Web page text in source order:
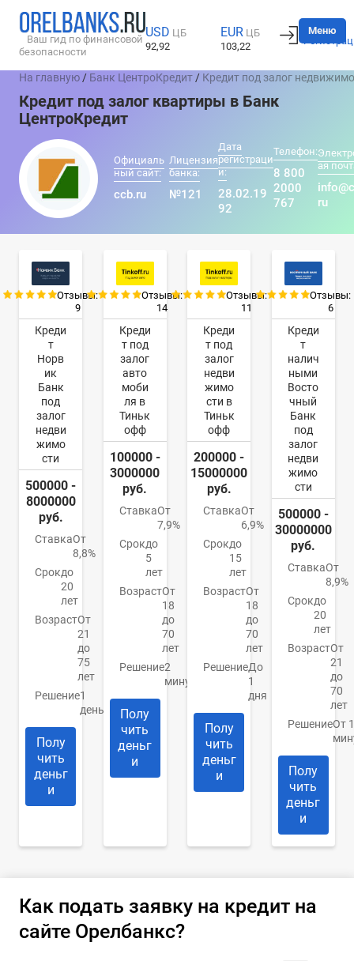
Ваш гид по финансовой
безопасности
USD ЦБ
92,92
EUR ЦБ
103,22
Вход
Меню
На главную / Банк ЦентроКредит / Кредит под залог
Кредит под залог квартиры в Банк
ЦентроКредит
Официаль
ный сайт:
ccb.ru
Лицензия
банка:
№121
Дата
регистраци
и:
28.02.19
92
Телефон:
8 800
2000
767
ая
ru
Отзывы:
9
Креди
т
Норв
ик
Банк
под
залог
недви
жимо
сти
500000 -
8000000
руб.
СтавкаОт
8,8%
Срокдо
20
лет
ВозрастОт
21
до
75
лет
Решение1
день
Полу
чить
деньг
и
Отзывы:
14
Креди
т под
залог
авто
моби
ля в
Тиньк
офф
100000 -
3000000
руб.
СтавкаОт
7,9%
Срокдо
5
лет
ВозрастОт
18
до
70
лет
Решение2
минуты
Полу
чить
деньг
и
Отзывы:
11
Креди
т под
залог
недви
жимо
сти в
Тиньк
офф
200000 -
15000000
руб.
СтавкаОт
6,9%
Срокдо
15
лет
ВозрастОт
18
до
70
лет
РешениеДо
1
дня
Полу
чить
деньг
и
Отзывы:
6
Креди
т
налич
ными
Восто
чный
Банк
под
залог
недви
жимо
сти
500000 -
30000000
руб.
СтавкаОт
8,9%
Срокдо
20
лет
ВозрастОт
21
до
70
лет
РешениеОт
Полу
чить
деньг
и
Как подать заявку на кредит на
сайте Орелбанкс?